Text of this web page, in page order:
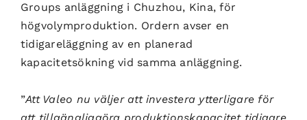
Groups anläggning i Chuzhou, Kina, för
högvolymproduktion. Ordern avser en
tidigareläggning av en planerad
kapacitetsökning vid samma anläggning.
”Att Valeo nu väljer att investera ytterligare för